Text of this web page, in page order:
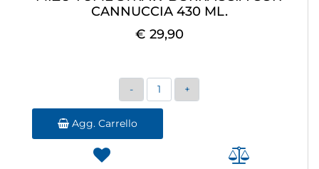
CANNUCCIA 430 ML.
€ 29,90
Quantità
Agg. Carrello